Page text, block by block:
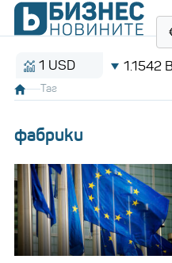
1.1542 BGN
Таг
фабрики